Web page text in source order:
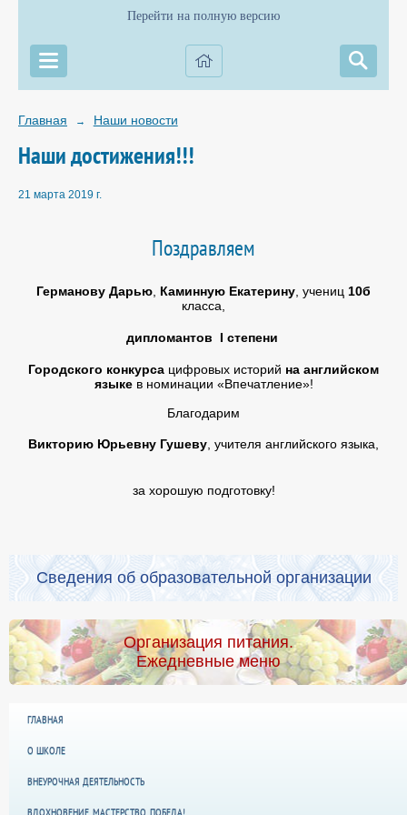
Перейти на полную версию
Главная → Наши новости
Наши достижения!!!
21 марта 2019 г.
Поздравляем
Германову Дарью Каминную Екатерину , учениц 10б
класса,
дипломантов I степени
Городского конкурса цифровых историй на английском
языкев номинации «Впечатление»!
Благодарим
Викторию Юрьевну Гушеву, учителя английского языка,
за хорошую подготовку!
Сведения об образовательной организации
Организация питания.
Ежедневные меню
ГЛАВНАЯ
О ШКОЛЕ
ВНЕУРОЧНАЯ ДЕЯТЕЛЬНОСТЬ
ВДОХНОВЕНИЕ, МАСТЕРСТВО, ПОБЕДА!